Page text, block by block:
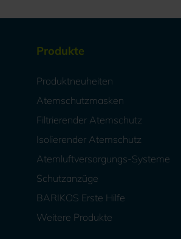
Produkte
Produktneuheiten
Atemschutzmasken
Filtrierender Atemschutz
Isolierender Atemschutz
Atemluftversorgungs-Systeme
Schutzanzüge
BARIKOS Erste Hilfe
Weitere Produkte